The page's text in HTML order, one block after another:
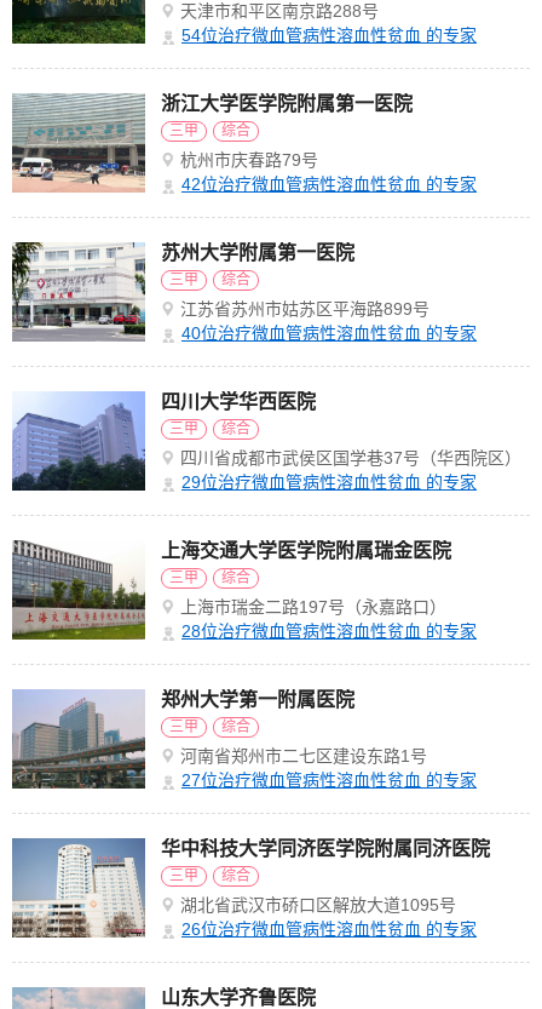
天津市和平区南京路288号
54位治疗微血管病性溶血性贫血 的专家
浙江大学医学院附属第一医院
三甲 综合
杭州市庆春路79号
42位治疗微血管病性溶血性贫血 的专家
苏州大学附属第一医院
三甲 综合
江苏省苏州市姑苏区平海路899号
40位治疗微血管病性溶血性贫血 的专家
四川大学华西医院
三甲 综合
四川省成都市武侯区国学巷37号（华西院区）
29位治疗微血管病性溶血性贫血 的专家
上海交通大学医学院附属瑞金医院
三甲 综合
上海市瑞金二路197号（永嘉路口）
28位治疗微血管病性溶血性贫血 的专家
郑州大学第一附属医院
三甲 综合
河南省郑州市二七区建设东路1号
27位治疗微血管病性溶血性贫血 的专家
华中科技大学同济医学院附属同济医院
三甲 综合
湖北省武汉市硚口区解放大道1095号
26位治疗微血管病性溶血性贫血 的专家
山东大学齐鲁医院